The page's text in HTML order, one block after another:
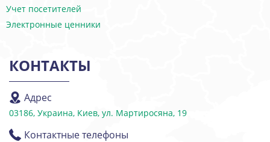
Учет посетителей
Электронные ценники
КОНТАКТЫ
Адрес
03186, Украина, Киев, ул. Мартиросяна, 19
Контактные телефоны